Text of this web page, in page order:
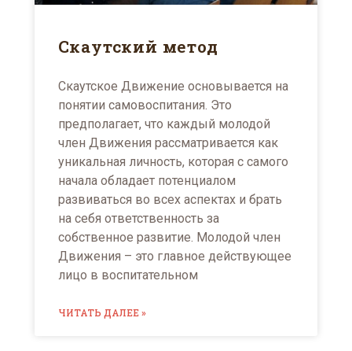
Скаутский метод
Скаутское Движение основывается на
понятии самовоспитания. Это
предполагает, что каждый молодой
член Движения рассматривается как
уникальная личность, которая с самого
начала обладает потенциалом
развиваться во всех аспектах и брать
на себя ответственность за
собственное развитие. Молодой член
Движения – это главное действующее
лицо в воспитательном
ЧИТАТЬ ДАЛЕЕ »